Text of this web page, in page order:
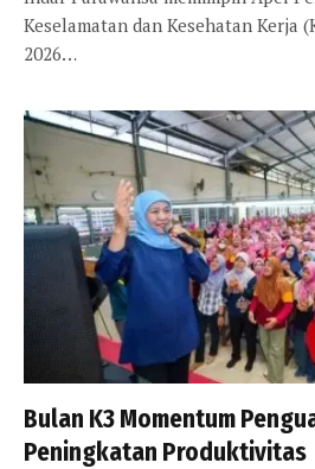
Keselamatan dan Kesehatan Kerja
2026…
Bulan K3 Momentum
Peningkatan Produktivitas